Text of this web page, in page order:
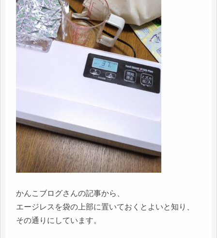
かんこブログさんの記事から、
エージレスを袋の上部に置いておくとよいと知り、
その通りにしています。